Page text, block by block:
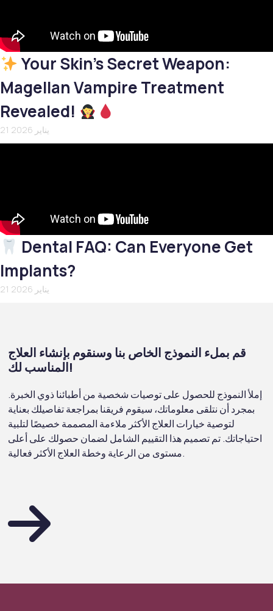
Your Skin’s Secret Weapon:
Magellan Vampire Treatment
Revealed!
21 يناير 2026
Dental FAQ: Can Everyone Get
Implants?
21 يناير 2026
قم بملء النموذج الخاص بنا وسنقوم بإنشاء العلاج
المناسب لك!
إملأ النموذج للحصول على توصيات شخصية من أطبائنا ذوي الخبرة.
بمجرد أن نتلقى معلوماتك، سيقوم فريقنا بمراجعة تفاصيلك بعناية
لتوصية خيارات العلاج الأكثر ملاءمة المصممة خصيصًا لتلبية
احتياجاتك. تم تصميم هذا التقييم الشامل لضمان حصولك على أعلى
مستوى من الرعاية وخطة العلاج الأكثر فعالية.